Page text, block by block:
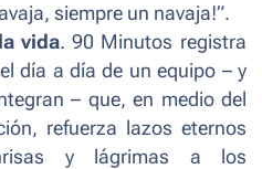
siempre un navaja!”.
vida. 90 Minutos registra
día a día de un equipo – y
– que, en medio del
refuerza lazos eternos
y lágrimas a los